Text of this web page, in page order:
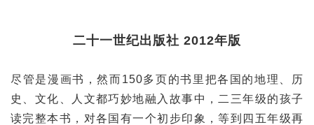
二十一世纪出版社 2012年版
尽管是漫画书，然而150多页的书里把各国的地理、历
史、文化、人文都巧妙地融入故事中，二三年级的孩子
读完整本书，对各国有一个初步印象，等到四五年级再